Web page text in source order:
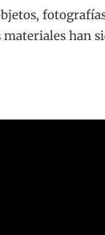
han